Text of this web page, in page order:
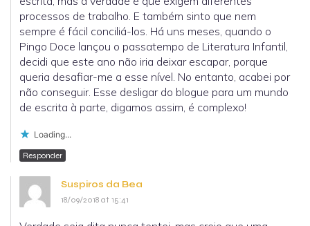
processos de trabalho. E também sinto que nem
sempre é fácil conciliá-los. Há uns meses, quando o
Pingo Doce lançou o passatempo de Literatura Infantil,
decidi que este ano não iria deixar escapar, porque
queria desafiar-me a esse nível. No entanto, acabei por
não conseguir. Esse desligar do blogue para um mundo
de escrita à parte, digamos assim, é complexo!
Loading...
Responder
Suspiros da Bea
18/09/2018 at 15:41